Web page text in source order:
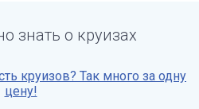
знать о круизах
круизов? Так много за одну
цену!